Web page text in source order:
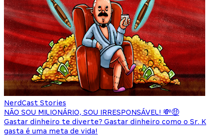
NerdCast Stories
NÃO SOU MILIONÁRIO, SOU IRRESPONSÁVEL! 💸🤑
Gastar dinheiro te diverte? Gastar dinheiro como o Sr. K
gasta é uma meta de vida!